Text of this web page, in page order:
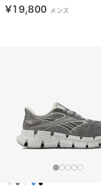
￥19,800